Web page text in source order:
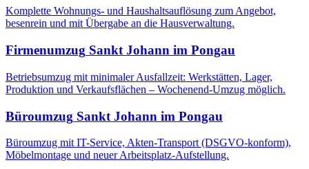
Komplette Wohnungs- und Haushaltsauflösung zum Angebot,
besenrein und mit Übergabe an die Hausverwaltung.
Firmenumzug Sankt Johann im Pongau
Betriebsumzug mit minimaler Ausfallzeit: Werkstätten, Lager,
Produktion und Verkaufsflächen – Wochenend-Umzug möglich.
Büroumzug Sankt Johann im Pongau
Büroumzug mit IT-Service, Akten-Transport (DSGVO-konform),
Möbelmontage und neuer Arbeitsplatz-Aufstellung.